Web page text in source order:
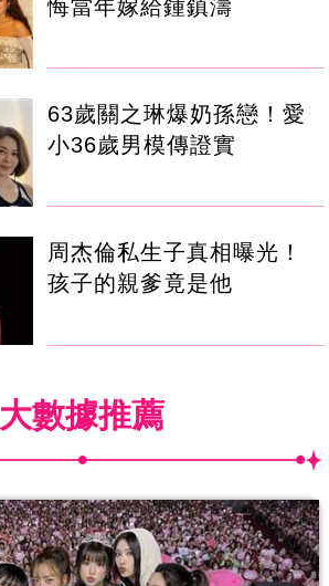
悔當年嫁給鍾鎮濤
63歲關之琳爆奶孫戀！愛
小36歲男模傳證實
周杰倫私生子真相曝光！
孩子的親爹竟是他
大數據推薦